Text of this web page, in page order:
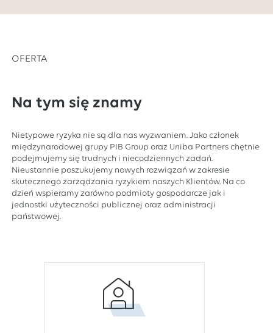
OFERTA
Na tym się znamy
Nietypowe ryzyka nie są dla nas wyzwaniem. Jako członek
międzynarodowej grupy PIB Group oraz Uniba Partners chętnie
podejmujemy się trudnych i niecodziennych zadań.
Nieustannie poszukujemy nowych rozwiązań w zakresie
skutecznego zarządzania ryzykiem naszych Klientów. Na co
dzień wspieramy zarówno podmioty gospodarcze jak i
jednostki użyteczności publicznej oraz administracji
państwowej.